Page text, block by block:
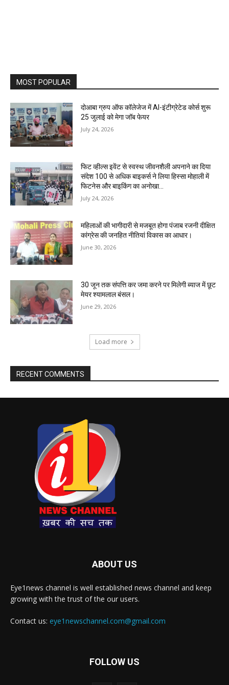
MOST POPULAR
दोआबा ग्रुप ऑफ कॉलेजेज में AI-इंटीग्रेटेड कोर्स शुरू
25 जुलाई को मेगा जॉब फेयर
July 24, 2026
फिट व्हील्स इवेंट से स्वस्थ जीवनशैली अपनाने का दिया
संदेश 100 से अधिक बाइकर्स ने लिया हिस्सा मोहाली में
फिटनेस और बाइकिंग का अनोखा...
July 24, 2026
महिलाओं की भागीदारी से मजबूत होगा पंजाब रजनी दीक्षित
कांग्रेस की जनहित नीतियां विकास का आधार।
June 30, 2026
30 जून तक संपत्ति कर जमा करने पर मिलेगी ब्याज में छूट
मेयर श्यामलाल बंसल।
June 29, 2026
Load more
RECENT COMMENTS
ABOUT US
Eye1news channel is well established news channel and keep
growing with the trust of the our users.
Contact us: eye1newschannel.com@gmail.com
FOLLOW US